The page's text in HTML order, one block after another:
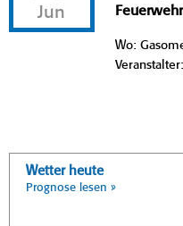
Jun
Feuerwehr
Wo:
Wetter heute
Prognose lesen »